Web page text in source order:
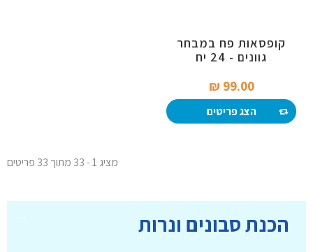
קופסאות פח במבחר
גוונים - 24 יח
99.00 ₪‎
הצג פריטים
מציג 1 - 33 מתוך 33 פריטים
הכנת סבונים ונרות